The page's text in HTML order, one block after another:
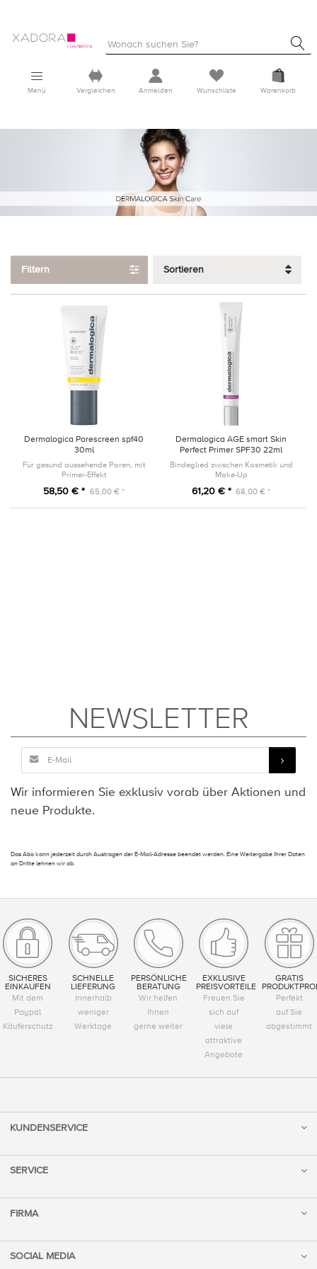
Menü Vergleichen Anmelden Wunschliste Warenkorb
Filtern Sortieren
Dermalogica Porescreen spf40
30ml
Für gesund aussehende Poren, mit
Primer-Effekt
58,50 € * 65,00 € *
Dermalogica AGE smart Skin
Perfect Primer SPF30 22ml
Bindeglied zwischen Kosmetik und
Make-Up
61,20 € * 68,00 € *
NEWSLETTER
Wir informieren Sie exklusiv vorab über Aktionen und
neue Produkte.
Das Abo kann jederzeit durch Austragen der E-Mail-Adresse beendet werden. Eine Weitergabe Ihrer Daten
an Dritte lehnen wir ab.
SICHERES
EINKAUFEN
Mit dem
Paypal
Käuferschutz
SCHNELLE
LIEFERUNG
Innerhalb
weniger
Werktage
PERSÖNLICHE
BERATUNG
Wir helfen
Ihnen
gerne weiter
EXKLUSIVE
PREISVORTEILE
Freuen Sie
sich auf
viele
attraktive
Angebote
GRATIS
Perfekt
auf Sie
abgestimmt
KUNDENSERVICE
SERVICE
FIRMA
SOCIAL MEDIA